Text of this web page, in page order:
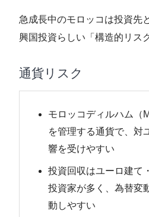
急成長中のモロッコは投資先
興国投資らしい「構造的リス
通貨リスク
モロッコディルハム（
を管理する通貨で、対
響を受けやすい
投資回収はユーロ建て
投資家が多く、為替変
動しやすい